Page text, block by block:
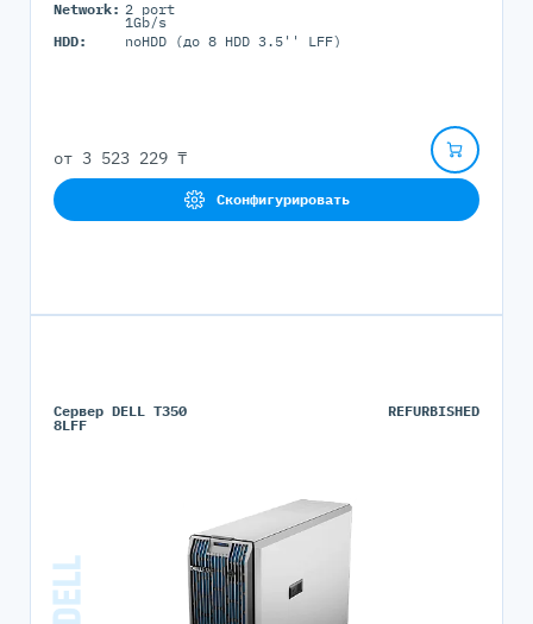
Network: 2 port
1Gb/s
HDD:
noHDD (до 8 HDD 3.5'' LFF)
от 3 523 229 ₸
Сконфигурировать
Сервер DELL T350
8LFF
REFURBISHED